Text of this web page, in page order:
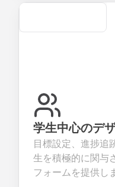
Secure
学生中心のデ
目標設定、進捗追
生を積極的に関与
フォームを提供し